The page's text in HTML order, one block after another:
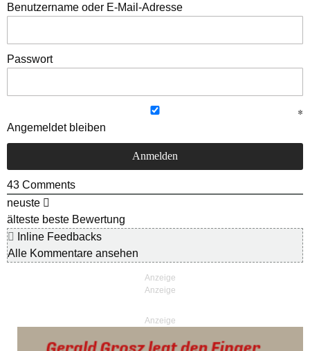
Benutzername oder E-Mail-Adresse
Passwort
Angemeldet bleiben
43 Comments
neuste
älteste beste Bewertung
Inline Feedbacks
Alle Kommentare ansehen
Anzeige